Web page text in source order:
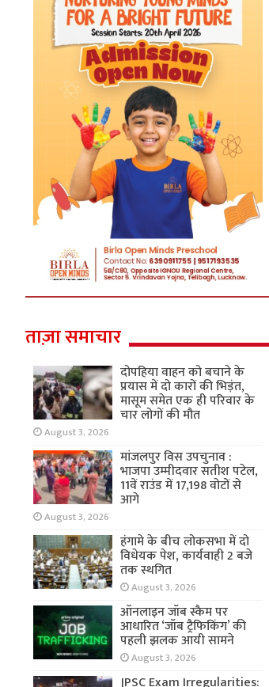
ताज़ा समाचार
दोपहिया वाहन को बचाने के
प्रयास में दो कारों की भिड़ंत,
मासूम समेत एक ही परिवार के
चार लोगों की मौत
August 3, 2026
मांजलपुर विस उपचुनाव :
भाजपा उम्मीदवार सतीश पटेल,
11वें राउंड में 17,198 वोटों से
आगे
August 3, 2026
हंगामे के बीच लोकसभा में दो
विधेयक पेश, कार्यवाही 2 बजे
तक स्थगित
August 3, 2026
ऑनलाइन जॉब स्कैम पर
आधारित ‘जॉब ट्रैफिकिंग’ की
पहली झलक आयी सामने
August 3, 2026
JPSC Exam Irregularities: